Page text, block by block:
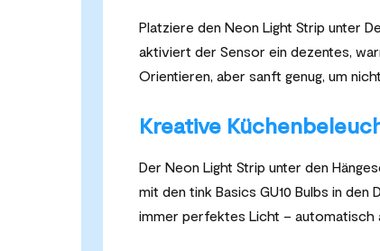
Platziere den Neon Light Strip unter
aktiviert der Sensor ein dezentes,
Orientieren, aber sanft genug, um
Kreative
Der Neon Light Strip unter den
mit den tink Basics GU10 Bulbs in
immer perfektes Licht – automatisch